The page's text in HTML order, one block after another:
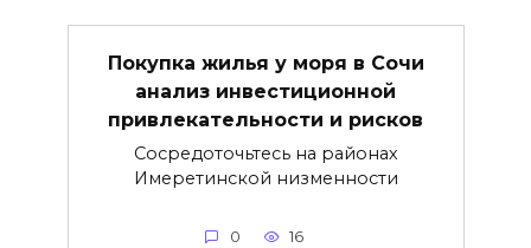
Покупка жилья у моря в Сочи
анализ инвестиционной
привлекательности и рисков
Сосредоточьтесь на районах
Имеретинской низменности
0 16